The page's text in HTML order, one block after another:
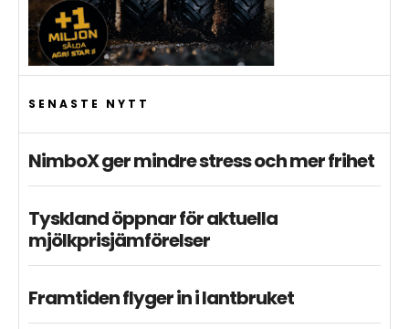
SENASTE NYTT
NimboX ger mindre stress och mer frihet
Tyskland öppnar för aktuella
mjölkprisjämförelser
Framtiden flyger in i lantbruket